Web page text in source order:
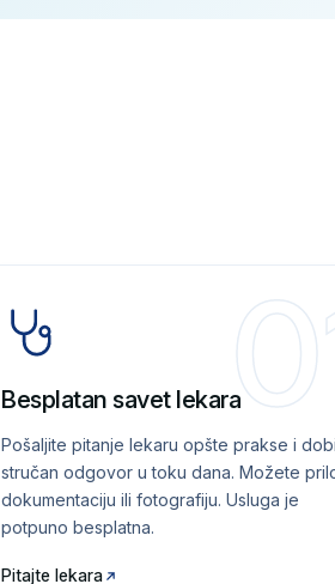
Besplatan savet lekara
Pošaljite pitanje lekaru opšte prakse i
stručan odgovor u toku dana. Možete
dokumentaciju ili fotografiju. Usluga je
potpuno besplatna.
Pitajte lekara